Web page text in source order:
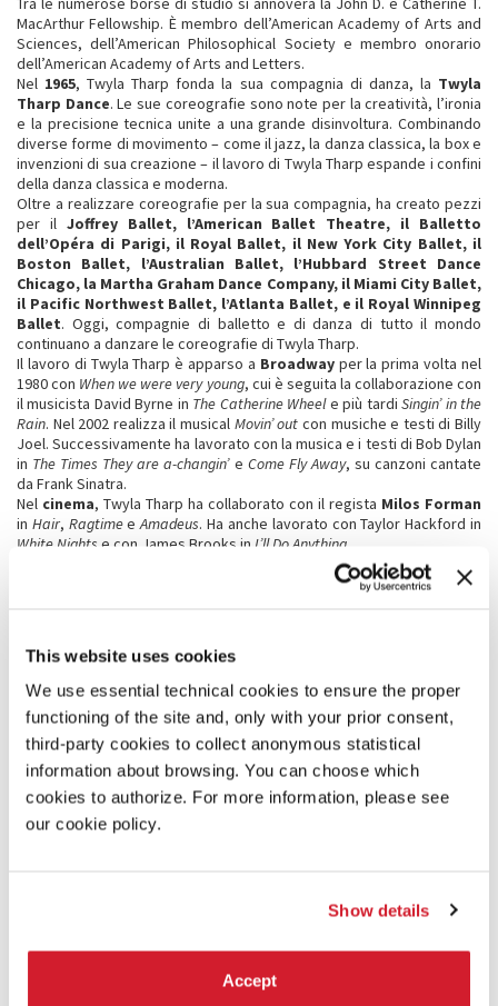
This website uses cookies
We use essential technical cookies to ensure the proper
functioning of the site and, only with your prior consent,
third-party cookies to collect anonymous statistical
information about browsing. You can choose which
cookies to authorize. For more information, please see
our cookie policy.
Show details
Accept
MacArthur Fellowship. È membro dell’American Academy of Arts and
Sciences, dell’American Philosophical Society e membro onorario
dell’American Academy of Arts and Letters.
Nel 1965, Twyla Tharp fonda la sua compagnia di danza, la Twyla
Tharp Dance. Le sue coreografie sono note per la creatività, l’ironia
e la precisione tecnica unite a una grande disinvoltura. Combinando
diverse forme di movimento – come il jazz, la danza classica, la box e
invenzioni di sua creazione – il lavoro di Twyla Tharp espande i confini
della danza classica e moderna.
Oltre a realizzare coreografie per la sua compagnia, ha creato pezzi
per il Joffrey Ballet, l’American Ballet Theatre, il Balletto
dell’Opéra di Parigi, il Royal Ballet, il New York City Ballet, il
Boston Ballet, l’Australian Ballet, l’Hubbard Street Dance
Chicago, la Martha Graham Dance Company, il Miami City Ballet,
il Pacific Northwest Ballet, l’Atlanta Ballet, e il Royal Winnipeg
Ballet. Oggi, compagnie di balletto e di danza di tutto il mondo
continuano a danzare le coreografie di Twyla Tharp.
Il lavoro di Twyla Tharp è apparso a Broadwayper la prima volta nel
1980 con When we were very young, cui è seguita la collaborazione con
il musicista David Byrne in The Catherine Wheele più tardiSingin’ in the
Rain. Nel 2002 realizza il musical Movin’ out con musiche e testi di Billy
Joel. Successivamente ha lavorato con la musica e i testi di Bob Dylan
in The Times They are a-changin’e Come Fly Away, su canzoni cantate
da Frank Sinatra.
Nel cinema, Twyla Tharp ha collaborato con il regista Milos Forman
in Hair, RagtimeeAmadeus. Ha anche lavorato con Taylor Hackford in
White Nights e con James Brooks in I’ll Do Anything
la coreografia diSue’s Leg
della PBS nel 1976, la
Nel 1992 ha pubblicato la suaautobiografia
cui sono seguitiThe Creative Habit: Learn It And Use It For LifeeThe
Collaborative Habit: Life Lessons For Working Together . Nel 2019 è stato
pubblicato il suo quarto libroKeep It Moving: Lessons For The Rest Of
Your Life.
Ad oggi, Twyla Tharp continua a essere attiva sulle scene di tutto il
mondo.
brasiliana attualmente
residente in Europa. Ha